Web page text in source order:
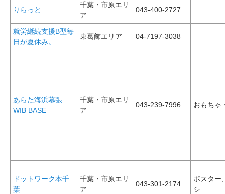
りらっと
千葉・市原エリ
ア
043-400-2727
就労継続支援B型毎
日が夏休み。
東葛飾エリア 04-7197-3038
あらた海浜幕張
WIB BASE
千葉・市原エリ
ア
043-239-7996 おもちゃ
ドットワーク本千
葉
千葉・市原エリ
ア
043-301-2174
ポスター
シ